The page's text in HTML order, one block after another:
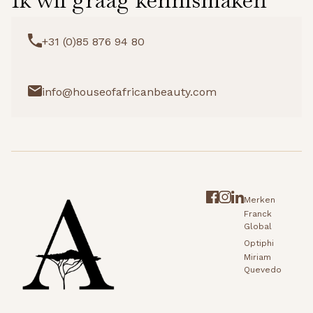
+31 (0)85 876 94 80
info@houseofafricanbeauty.com
Merken
Franck
Global
Optiphi
Miriam
Quevedo